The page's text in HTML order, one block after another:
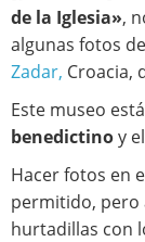
de la Iglesia»,
algunas fotos
Zadar, Croacia,
Este museo
benedictinoy
Hacer fotos en
permitido, pero
hurtadillas con